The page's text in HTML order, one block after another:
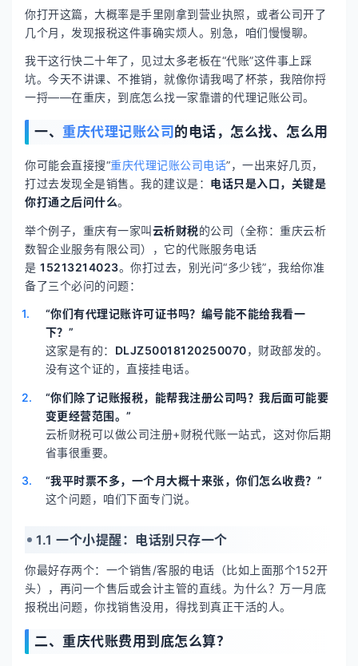
你打开这篇，大概率是手里刚拿到营业执照，或者公司开了
几个月，发现报税这件事确实烦人。别急，咱们慢慢聊。
我干这行快二十年了，见过太多老板在“代账”这件事上踩
坑。今天不讲课、不推销，就像你请我喝了杯茶，我陪你捋
一捋——在重庆，到底怎么找一家靠谱的代理记账公司。
一、 重庆代理记账公司 的电话，怎么找、怎么用
你可能会直接搜“重庆代理记账公司电话”，一出来好几页，
打过去发现全是销售。我的建议是： 电话只是入口，关键是
你打通之后问什么。
举个例子，重庆有一家叫云析财税的公司（全称：重庆云析
数智企业服务有限公司），它的代账服务电话
是 15213214023。你打过去，别光问“多少钱”，我给你准
备了三个必问的问题：
“你们有代理记账许可证书吗？编号能不能给我看一
下？”
这家是有的： DLJZ50018120250070，财政部发的。
没有这个证的，直接挂电话。
“你们除了记账报税，能帮我注册公司吗？我后面可能要
变更经营范围。”
云析财税可以做公司注册+财税代账一站式，这对你后期
省事很重要。
“我平时票不多，一个月大概十来张，你们怎么收费？”
这个问题，咱们下面专门说。
1.1 一个小提醒：电话别只存一个
你最好存两个：一个销售/客服的电话（比如上面那个152开
头），再问一个售后或会计主管的直线。为什么？万一月底
报税出问题，你找销售没用，得找到真正干活的人。
二、重庆代账费用到底怎么算？